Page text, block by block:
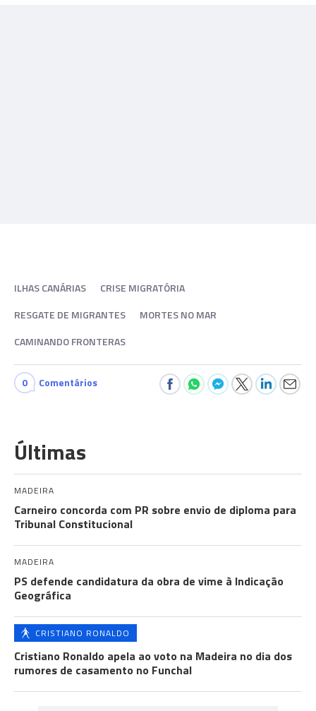
ILHAS CANÁRIAS
CRISE MIGRATÓRIA
RESGATE DE MIGRANTES
MORTES NO MAR
CAMINANDO FRONTERAS
0 Comentários
Últimas
MADEIRA
Carneiro concorda com PR sobre envio de diploma para
Tribunal Constitucional
MADEIRA
PS defende candidatura da obra de vime à Indicação
Geográfica
CRISTIANO RONALDO
Cristiano Ronaldo apela ao voto na Madeira no dia dos
rumores de casamento no Funchal